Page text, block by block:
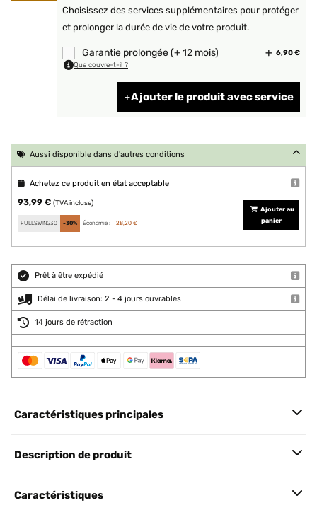
Choisissez des services supplémentaires pour protéger
et prolonger la durée de vie de votre produit.
Garantie prolongée (+ 12 mois) 6,90 €
Que couvre-t-il ?
Ajouter le produit avec service
Aussi disponible dans d'autres conditions
Achetez ce produit en état acceptable
93,99 € (TVA incluse)
FULLSWING30 -30% Économie : 28,20 €
Ajouter au
panier
Prêt à être expédié
Délai de livraison: 2 - 4 jours ouvrables
14 jours de rétraction
Caractéristiques principales
Description de produit
Caractéristiques